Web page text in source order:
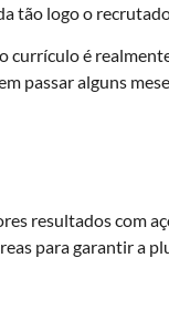
tão logo o
é
passar alguns
resultados com
para garantir a